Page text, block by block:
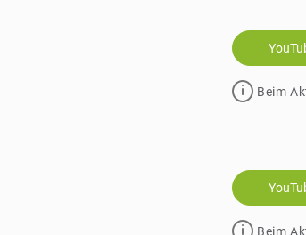
Beim
Beim